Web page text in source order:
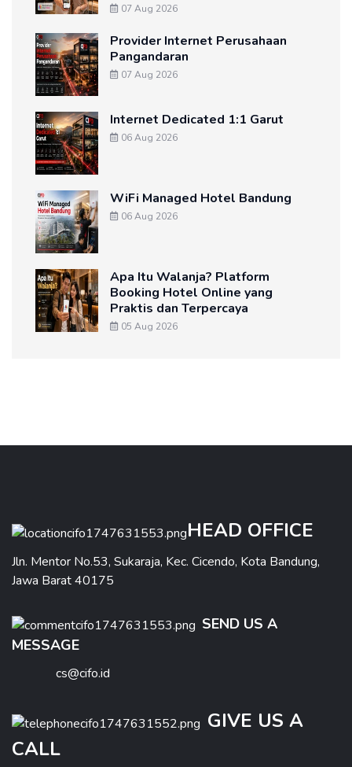
07 Aug 2026
Provider Internet Perusahaan
Pangandaran
07 Aug 2026
Internet Dedicated 1:1 Garut
06 Aug 2026
WiFi Managed Hotel Bandung
06 Aug 2026
Apa Itu Walanja? Platform
Booking Hotel Online yang
Praktis dan Terpercaya
05 Aug 2026
HEAD OFFICE
Jln. Mentor No.53, Sukaraja, Kec. Cicendo, Kota Bandung,
Jawa Barat 40175
SEND US A
MESSAGE
cs@cifo.id
GIVE US A
CALL